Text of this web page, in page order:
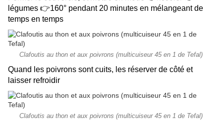
légumes 👉160° pendant 20 minutes en mélangeant de
temps en temps
Clafoutis au thon et aux poivrons (multicuiseur 45 en 1 de Tefal)
Quand les poivrons sont cuits, les réserver de côté et
laisser refroidir
Clafoutis au thon et aux poivrons (multicuiseur 45 en 1 de Tefal)